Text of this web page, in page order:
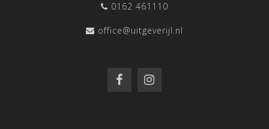
0162 461110
office@uitgeverijl.nl